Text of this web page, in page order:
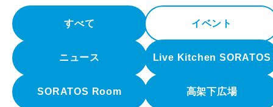
すべて イベント
ニュース Live Kitchen SORATOS
SORATOS Room 高架下広場